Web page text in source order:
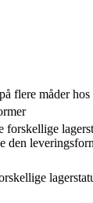
flere måder
den